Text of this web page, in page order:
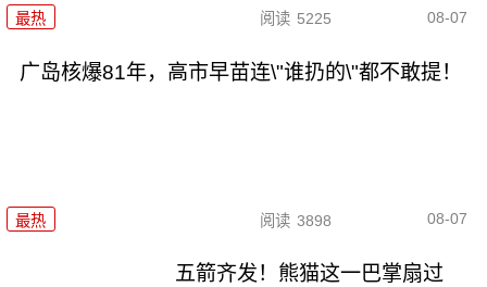
最热 阅读 5225 08-07
广岛核爆81年，高市早苗连\"谁扔的\"都不敢提！
最热 阅读 3898 08-07
五箭齐发！熊猫这一巴掌扇过